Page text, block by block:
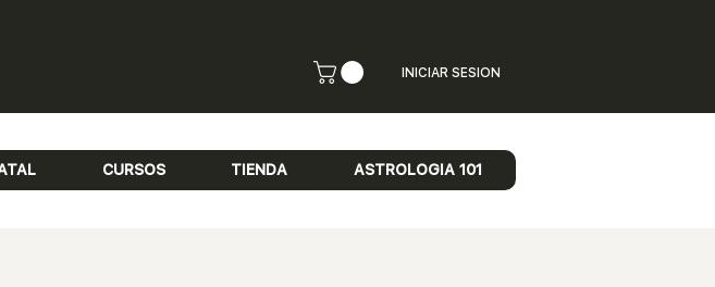
INICIAR SESION
CURSOS TIENDA ASTROLOGIA 101